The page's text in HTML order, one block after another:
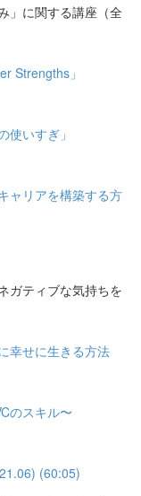
」に関する講座（全
Strengths」
使いすぎ」
ャリアを構築する方
ガティブな気持ちを
幸せに生きる方法
のスキル〜
(60:05)